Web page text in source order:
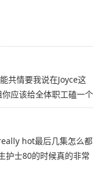
共情要我说在Joyce这
应该给全体职工磕一个
hot最后几集怎么都
护士80的时候真的非常